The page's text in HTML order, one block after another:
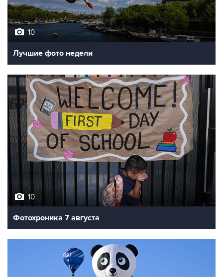
10
Лучшие фото недели
10
Фотохроника 7 августа